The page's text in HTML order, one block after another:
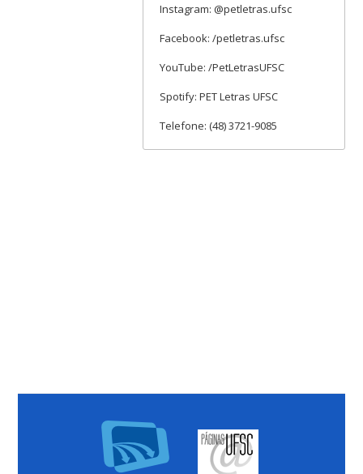
Instagram: @petletras.ufsc
Facebook: /petletras.ufsc
YouTube: /PetLetrasUFSC
Spotify: PET Letras UFSC
Telefone: (48) 3721-9085